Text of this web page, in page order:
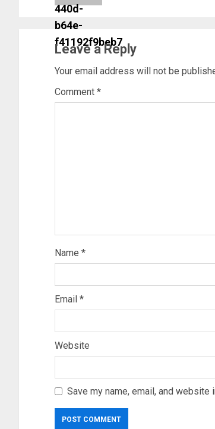
Leave a Reply
Your email address will not be
Comment *
Name *
Email *
Website
Save my name, email, and